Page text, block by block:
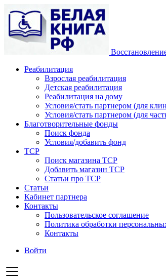
Реабилитация
Взрослая реабилитация
Детская реабилитация
Реабилитация на дому
Условия/стать партнером (для
Условия/стать партнером (для
Благотворительные фонды
Поиск фонда
Условия/добавить фонд
ТСР
Поиск магазина ТСР
Добавить магазин ТСР
Статьи про ТСР
Статьи
Кабинет партнера
Контакты
Пользовательское соглашение
Политика обработки
Контакты
Войти